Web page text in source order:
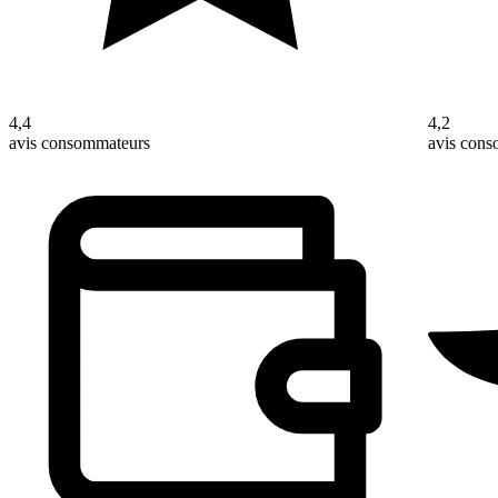
4,4
avis consommateurs
4,2
avis